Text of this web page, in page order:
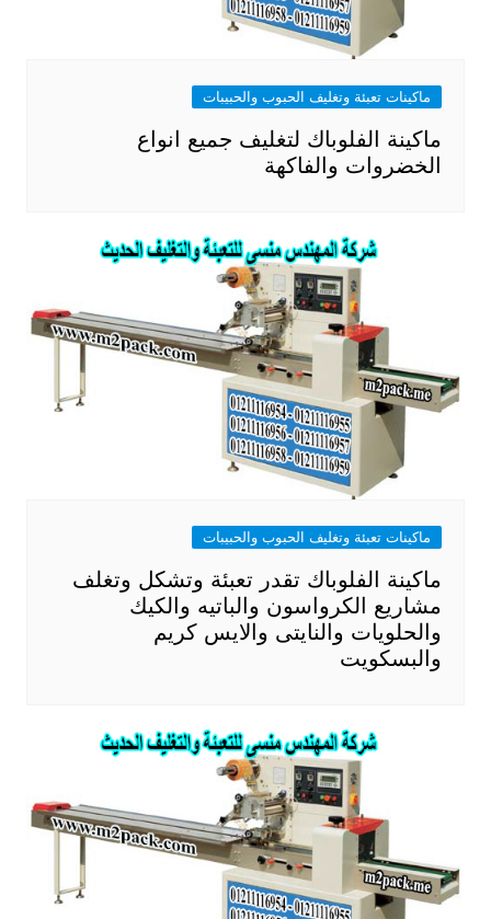
ماكينات تعبئة وتغليف الحبوب والحبيبات
ماكينة الفلوباك لتغليف جميع انواع
الخضروات والفاكهة
ماكينات تعبئة وتغليف الحبوب والحبيبات
ماكينة الفلوباك تقدر تعبئة وتشكل وتغلف
مشاريع الكرواسون والباتيه والكيك
والحلويات والنايتى والايس كريم
والبسكويت